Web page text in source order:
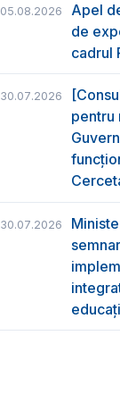
05.08.2026
Apel
de
cadrul
30.07.2026
pentru
30.07.2026